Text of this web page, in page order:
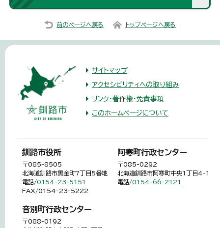
前のページへ戻る トップページへ戻る
サイトマップ
アクセシビリティへの取り組み
リンク・著作権・免責事項
このホームページについて
釧路市役所
〒085-8505
北海道釧路市黒金町7丁目5番地
電話/0154-23-5151
FAX/0154-23-5222
阿寒町行政センター
〒085-0292
北海道釧路市阿寒町中央1丁目4-1
電話/0154-66-2121
音別町行政センター
〒088-0192